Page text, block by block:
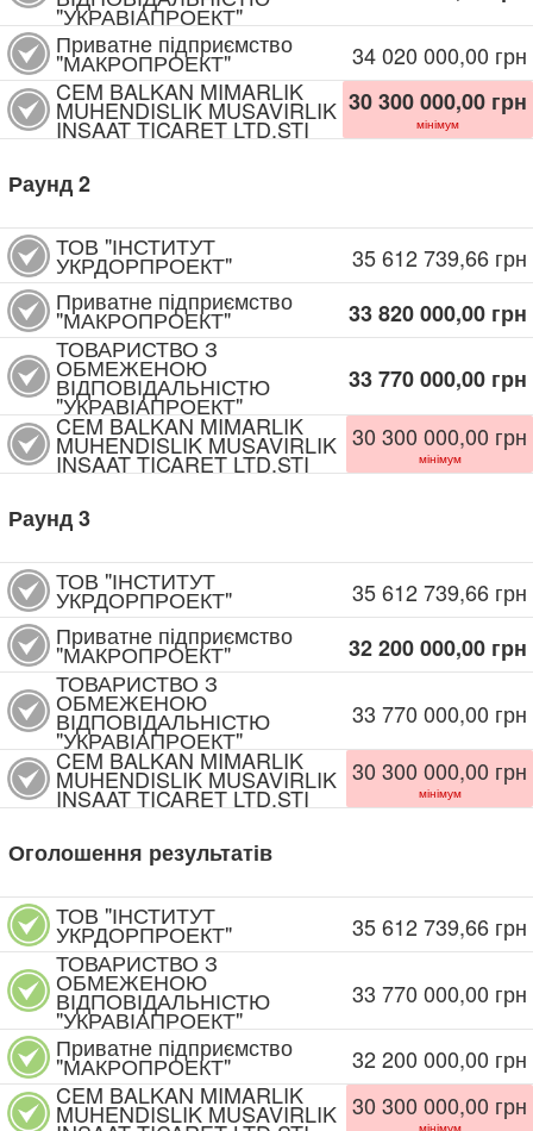
"УКРАВІАПРОЕКТ"
Приватне підприємство
"МАКРОПРОЕКТ" 34 020 000,00 грн
CEM BALKAN MIMARLIK
MUHENDISLIK MUSAVIRLIK
INSAAT TICARET LTD.STI
30 300 000,00 грн
мінімум
Раунд2
ТОВ "ІНСТИТУТ
УКРДОРПРОЕКТ" 35 612 739,66 грн
Приватне підприємство
"МАКРОПРОЕКТ" 33 820 000,00 грн
ТОВАРИСТВО З
ОБМЕЖЕНОЮ
ВІДПОВІДАЛЬНІСТЮ
"УКРАВІАПРОЕКТ"
33 770 000,00 грн
CEM BALKAN MIMARLIK
MUHENDISLIK MUSAVIRLIK
INSAAT TICARET LTD.STI
30 300 000,00 грн
мінімум
Раунд3
ТОВ "ІНСТИТУТ
УКРДОРПРОЕКТ" 35 612 739,66 грн
Приватне підприємство
"МАКРОПРОЕКТ" 32 200 000,00 грн
ТОВАРИСТВО З
ОБМЕЖЕНОЮ
ВІДПОВІДАЛЬНІСТЮ
"УКРАВІАПРОЕКТ"
33 770 000,00 грн
CEM BALKAN MIMARLIK
MUHENDISLIK MUSAVIRLIK
INSAAT TICARET LTD.STI
30 300 000,00 грн
мінімум
Оголошення результатів
ТОВ "ІНСТИТУТ
УКРДОРПРОЕКТ" 35 612 739,66 грн
ТОВАРИСТВО З
ОБМЕЖЕНОЮ
ВІДПОВІДАЛЬНІСТЮ
"УКРАВІАПРОЕКТ"
33 770 000,00 грн
Приватне підприємство
"МАКРОПРОЕКТ" 32 200 000,00 грн
CEM BALKAN MIMARLIK
MUHENDISLIK MUSAVIRLIK 30 300 000,00 грн
мінімум